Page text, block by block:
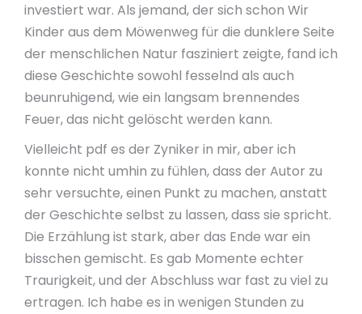
investiert war. Als jemand, der sich schon Wir
Kinder aus dem Möwenweg für die dunklere Seite
der menschlichen Natur fasziniert zeigte, fand ich
diese Geschichte sowohl fesselnd als auch
beunruhigend, wie ein langsam brennendes
Feuer, das nicht gelöscht werden kann.
Vielleicht pdf es der Zyniker in mir, aber ich
konnte nicht umhin zu fühlen, dass der Autor zu
sehr versuchte, einen Punkt zu machen, anstatt
der Geschichte selbst zu lassen, dass sie spricht.
Die Erzählung ist stark, aber das Ende war ein
bisschen gemischt. Es gab Momente echter
Traurigkeit, und der Abschluss war fast zu viel zu
ertragen. Ich habe es in wenigen Stunden zu